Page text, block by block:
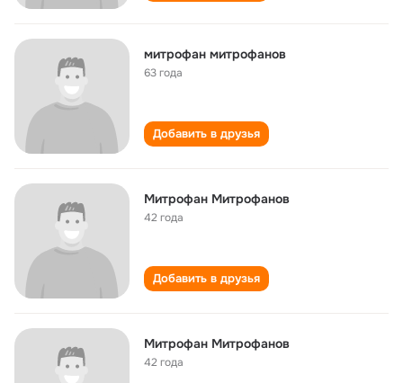
митрофан митрофанов
63 года
Добавить в друзья
Митрофан Митрофанов
42 года
Добавить в друзья
Митрофан Митрофанов
42 года